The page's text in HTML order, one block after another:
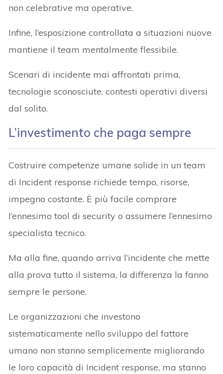
non celebrative ma operative.
Infine, l’esposizione controllata a situazioni nuove
mantiene il team mentalmente flessibile.
Scenari di incidente mai affrontati prima,
tecnologie sconosciute, contesti operativi diversi
dal solito.
L’investimento che paga sempre
Costruire competenze umane solide in un team
di Incident response richiede tempo, risorse,
impegno costante. È più facile comprare
l’ennesimo tool di security o assumere l’ennesimo
specialista tecnico.
Ma alla fine, quando arriva l’incidente che mette
alla prova tutto il sistema, la differenza la fanno
sempre le persone.
Le organizzazioni che investono
sistematicamente nello sviluppo del fattore
umano non stanno semplicemente migliorando
le loro capacità di Incident response, ma stanno